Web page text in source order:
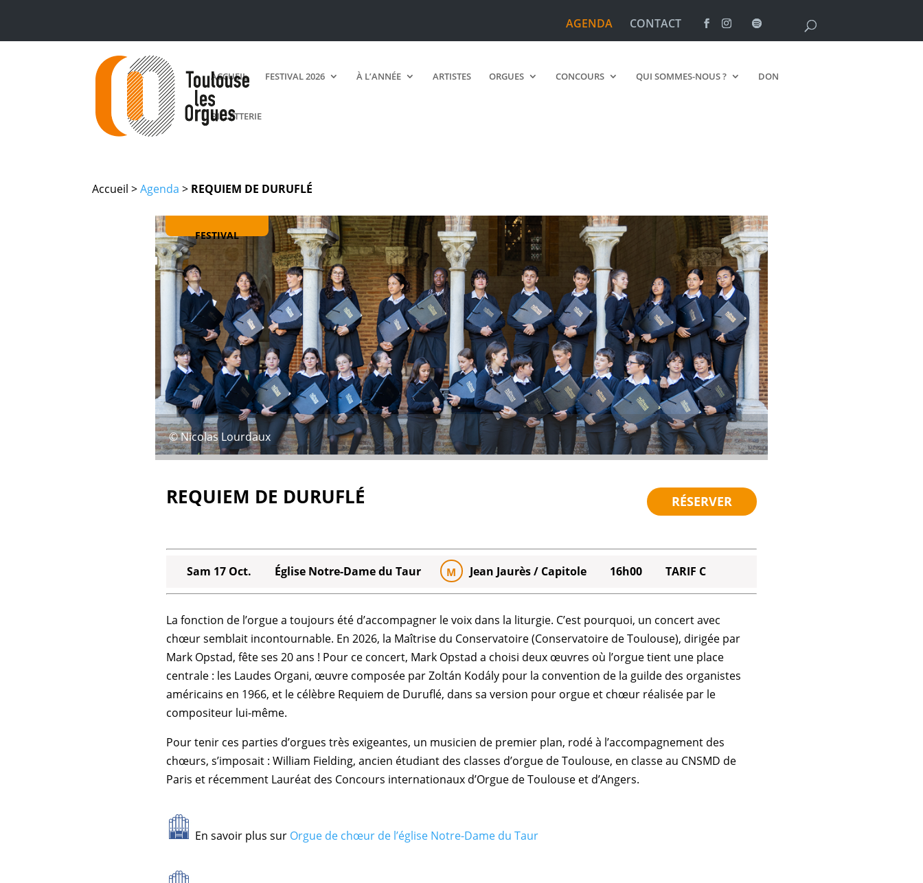
AGENDA CONTACT
ACCUEIL FESTIVAL 2026 À L’ANNÉE ARTISTES ORGUES CONCOURS QUI SOMMES-NOUS ? DON
BILLETTERIE
Accueil >Agenda > REQUIEM DE DURUFLÉ
FESTIVAL
© Nicolas Lourdaux
REQUIEM DE DURUFLÉ RÉSERVER
Sam 17 Oct. Église Notre-Dame du Taur M Jean Jaurès / Capitole 16h00 TARIF C
La fonction de l’orgue a toujours été d’accompagner le voix dans la liturgie. C’est pourquoi, un concert avec
chœur semblait incontournable. En 2026, la Maîtrise du Conservatoire (Conservatoire de Toulouse), dirigée par
Mark Opstad, fête ses 20 ans ! Pour ce concert, Mark Opstad a choisi deux œuvres où l’orgue tient une place
centrale : les Laudes Organi, œuvre composée par Zoltán Kodály pour la convention de la guilde des organistes
américains en 1966, et le célèbre Requiem de Duruflé, dans sa version pour orgue et chœur réalisée par le
compositeur lui-même.
Pour tenir ces parties d’orgues très exigeantes, un musicien de premier plan, rodé à l’accompagnement des
chœurs, s’imposait : William Fielding, ancien étudiant des classes d’orgue de Toulouse, en classe au CNSMD de
Paris et récemment Lauréat des Concours internationaux d’Orgue de Toulouse et d’Angers.
En savoir plus sur Orgue de chœur de l’église Notre-Dame du Taur